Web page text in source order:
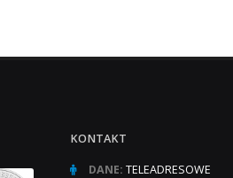
KONTAKT
DANE: TELEADRESOWE